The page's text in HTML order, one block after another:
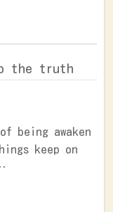
the truth
awaken
keep on